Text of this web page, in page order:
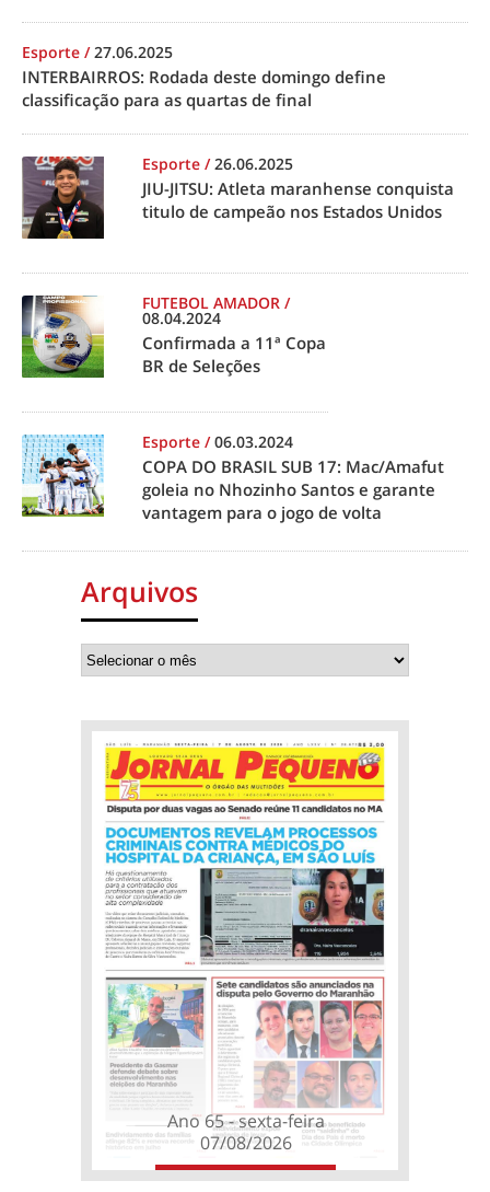
Esporte /27.06.2025
INTERBAIRROS: Rodada deste domingo define
classificação para as quartas de final
Esporte /26.06.2025
JIU-JITSU: Atleta maranhense conquista
titulo de campeão nos Estados Unidos
FUTEBOL AMADOR /
08.04.2024
Confirmada a 11ª Copa
BR de Seleções
Esporte /06.03.2024
COPA DO BRASIL SUB 17: Mac/Amafut
goleia no Nhozinho Santos e garante
vantagem para o jogo de volta
Arquivos
Ano 65 - sexta-feira
07/08/2026